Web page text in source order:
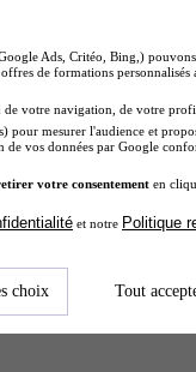
alternance
Ads, Critéo, Bing,)
de formations
votre navigation, de votre
pour mesurer l'audience et
de vos données par Google
votre consentement en
et notre Politique
choix Tout